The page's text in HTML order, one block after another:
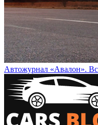
Автожурнал «Авалон».